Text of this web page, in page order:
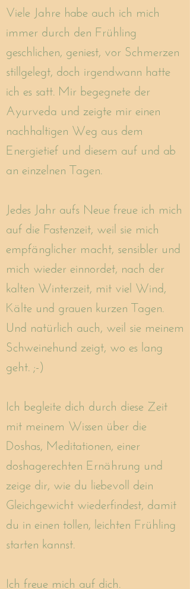
Viele Jahre habe auch ich mich
immer durch den Frühling
geschlichen, geniest, vor Schmerzen
stillgelegt, doch irgendwann hatte
ich es satt. Mir begegnete der
Ayurveda und zeigte mir einen
nachhaltigen Weg aus dem
Energietief und diesem auf und ab
an einzelnen Tagen.
Jedes Jahr aufs Neue freue ich mich
auf die Fastenzeit, weil sie mich
empfänglicher macht, sensibler und
mich wieder einnordet, nach der
kalten Winterzeit, mit viel Wind,
Kälte und grauen kurzen Tagen.
Und natürlich auch, weil sie meinem
Schweinehund zeigt, wo es lang
geht. ;-)
Ich begleite dich durch diese Zeit
mit meinem Wissen über die
Doshas, Meditationen, einer
doshagerechten Ernährung und
zeige dir, wie du liebevoll dein
Gleichgewicht wiederfindest, damit
du in einen tollen, leichten Frühling
starten kannst.
Ich freue mich auf dich.